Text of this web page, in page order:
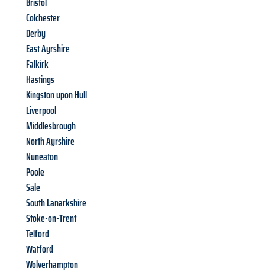
Colchester
Derby
East Ayrshire
Falkirk
Hastings
Kingston upon Hull
Liverpool
Middlesbrough
North Ayrshire
Nuneaton
Poole
Sale
South Lanarkshire
Stoke-on-Trent
Telford
Watford
Wolverhampton